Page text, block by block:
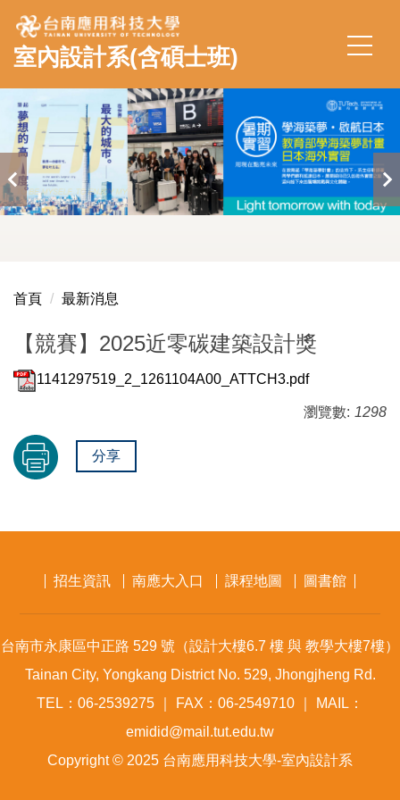
跳
到
主
內
容
區
室內設計系(含碩士班)
首頁 最新消息
【競賽】2025近零碳建築設計獎
1141297519_2_1261104A00_ATTCH3.pdf
瀏覽數: 1298
分享
招生資訊 南應大入口 課程地圖 圖書館
台南市永康區中正路 529 號（設計大樓6.7 樓 與 教學大樓7樓）
Tainan City, Yongkang District No. 529, Jhongjheng Rd.
TEL：06-2539275 ｜ FAX：06-2549710 ｜ MAIL：
emidid@mail.tut.edu.tw
Copyright © 2025 台南應用科技大學-室內設計系